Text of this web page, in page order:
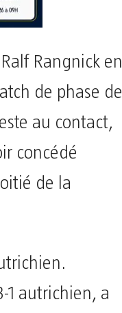
Rangnick en
de phase de
au contact,
concédé
de la
1 autrichien, a